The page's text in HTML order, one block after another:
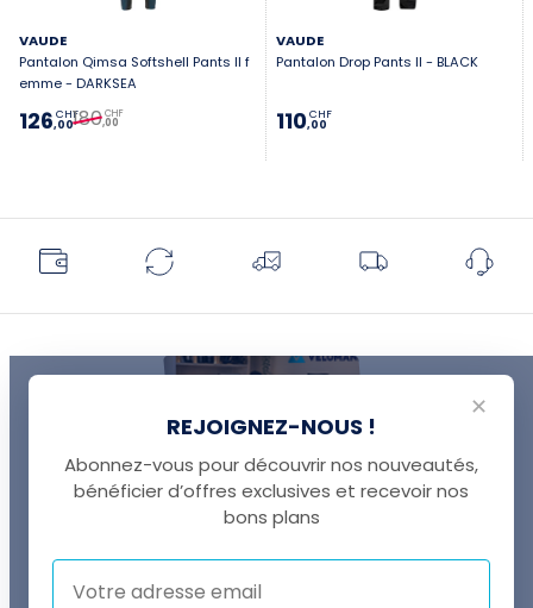
VAUDE
Pantalon Qimsa Softshell Pants II f
emme - DARKSEA
126,00
CHF180,00
CHF
VAUDE
Pantalon Drop Pants II - BLACK
110,00
CHF
UNE QUESTION ?
+41 22 307 02 00
✕
REJOIGNEZ-NOUS !
Abonnez-vous pour découvrir nos nouveautés,
bénéficier d’offres exclusives et recevoir nos
bons plans